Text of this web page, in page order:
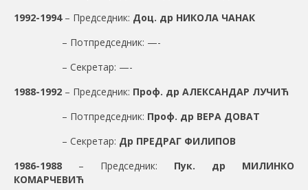
1992-1994– Председник: Доц. др НИКОЛА ЧАНАК
– Потпредседник: —-
– Секретар: —-
1988-1992 – Председник: Проф. др АЛЕКСАНДАР ЛУЧИЋ
– Потпредседник: Проф. др ВЕРА ДОВАТ
– Секретар: Др ПРЕДРАГ ФИЛИПОВ
1986-1988 – Председник: Пук. др МИЛИНКО
КОМАРЧЕВИЋ